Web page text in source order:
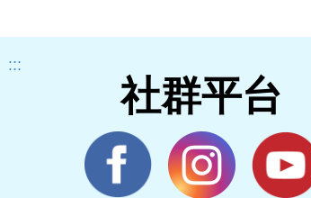
:::
社群平台